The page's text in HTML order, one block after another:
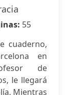
55
cuaderno,
en
de
le llegará
Mientras